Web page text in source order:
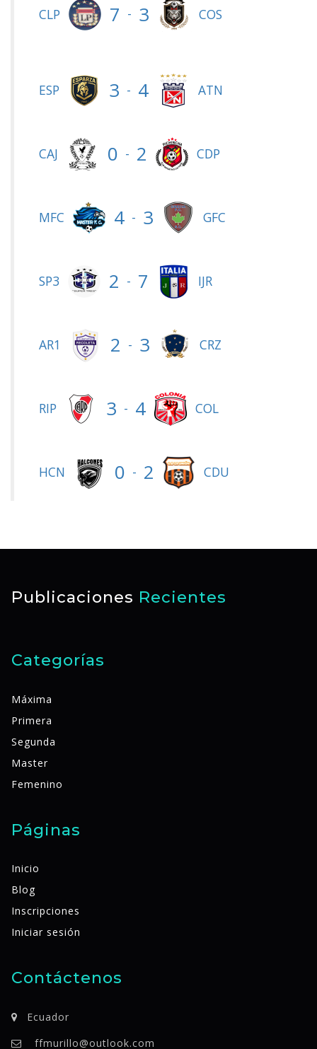
CLP 7 - 3 COS
ESP 3 - 4 ATN
CAJ 0 - 2 CDP
MFC 4 - 3 GFC
SP3 2 - 7 IJR
AR1 2 - 3 CRZ
RIP 3 - 4 COL
HCN 0 - 2 CDU
Publicaciones Recientes
Categorías
Máxima
Primera
Segunda
Master
Femenino
Páginas
Inicio
Blog
Inscripciones
Iniciar sesión
Contáctenos
Ecuador
ffmurillo@outlook.com